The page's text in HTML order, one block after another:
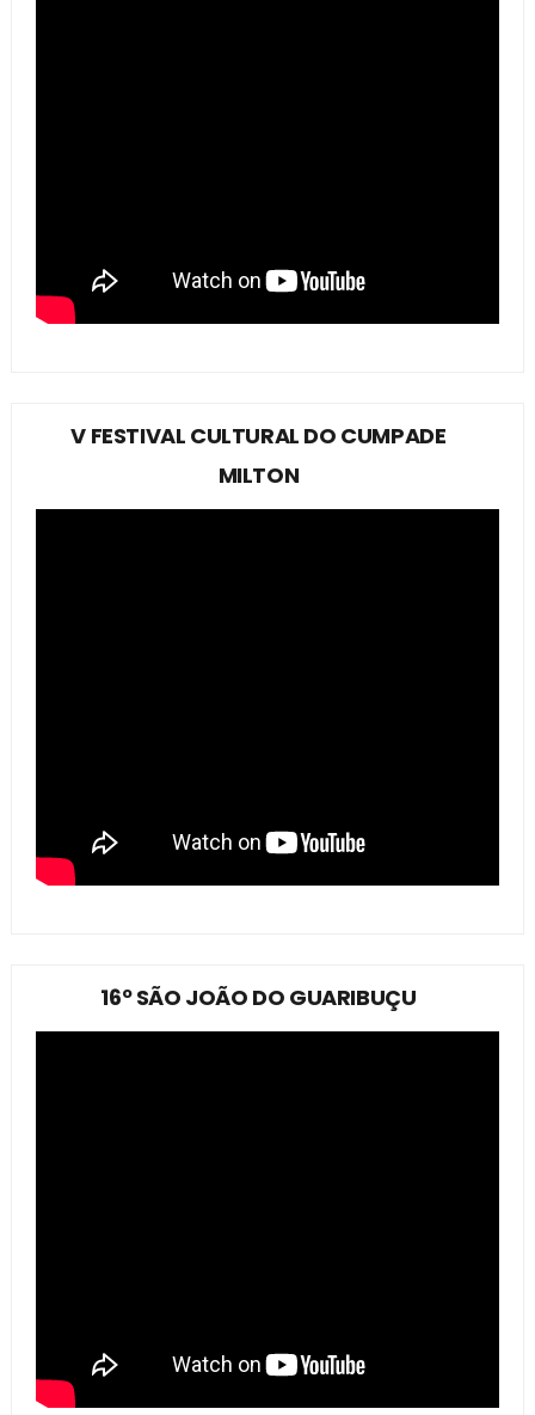
V FESTIVAL CULTURAL DO CUMPADE
MILTON
16º SÃO JOÃO DO GUARIBUÇU